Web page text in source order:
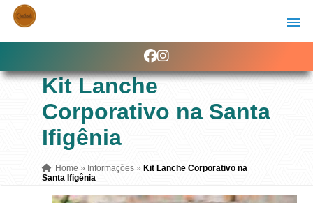
Kit Lanche
Corporativo na Santa
Ifigênia
Home » Informações » Kit Lanche Corporativo na
Santa Ifigênia